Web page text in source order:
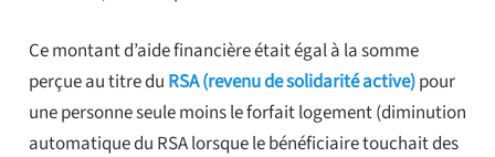
Ce montant d’aide financière était égal à la somme
perçue au titre du RSA (revenu de solidarité active)pour
une personne seule moins le forfait logement (diminution
automatique du RSA lorsque le bénéficiaire touchait des